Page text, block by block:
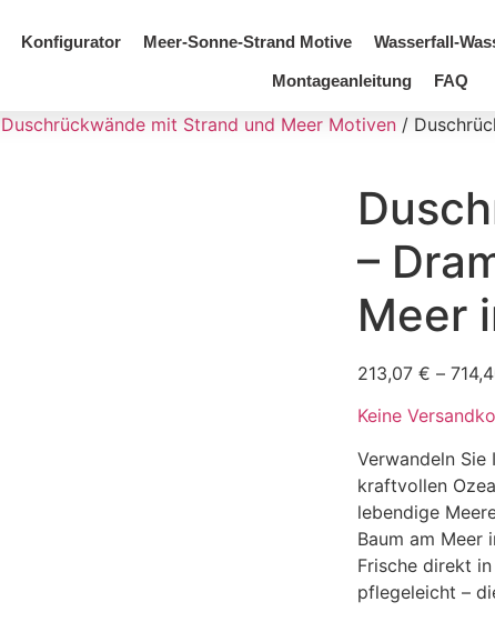
Konfigurator Meer-Sonne-Strand Motive Wasserfall-
Montageanleitung FAQ
Duschrückwände mit Strand und Meer Motiven /
–
Meer
213,07€ –
Keine
Verwandeln Sie
kraftvollen
lebendige
Baum am Meer
Frische direkt
pflegeleicht –